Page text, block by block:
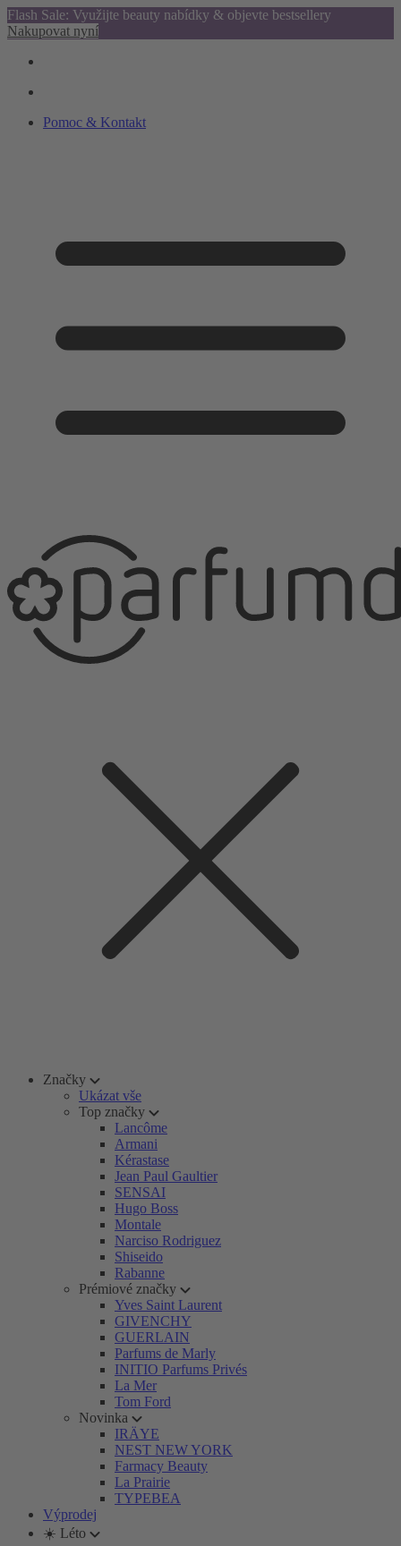
Flash Sale: Využijte beauty nabídky & objevte bestsellery
Nakupovat nyní
Pomoc & Kontakt
Značky
Ukázat vše
Top značky
Lancôme
Armani
Kérastase
Jean Paul Gaultier
SENSAI
Hugo Boss
Montale
Narciso Rodriguez
Shiseido
Rabanne
Prémiové značky
Yves Saint Laurent
GIVENCHY
GUERLAIN
Parfums de Marly
INITIO Parfums Privés
La Mer
Tom Ford
Novinka
IRÄYE
NEST NEW YORK
Farmacy Beauty
La Prairie
TYPEBEA
Výprodej
☀️ Léto